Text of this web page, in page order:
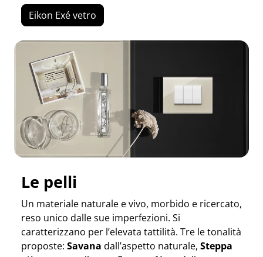
Eikon Exé vetro
Le pelli
Un materiale naturale e vivo, morbido e ricercato,
reso unico dalle sue imperfezioni. Si
caratterizzano per l’elevata tattilità. Tre le tonalità
proposte: Savana dall’aspetto naturale, Steppa